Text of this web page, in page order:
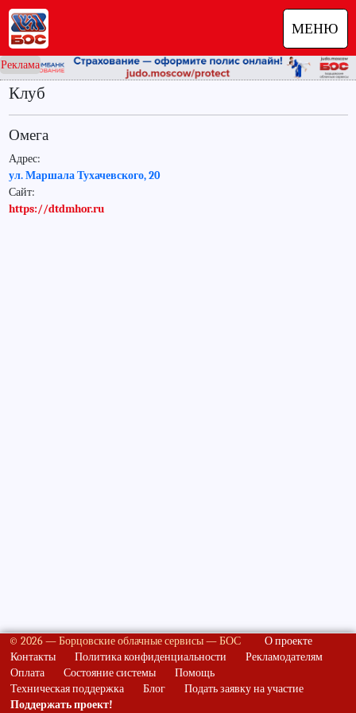
МЕНЮ
Реклама
Клуб
Омега
Адрес:
ул. Маршала Тухачевского, 20
Сайт:
https://dtdmhor.ru
© 2026 — Борцовские облачные сервисы — БОС
О проекте
Контакты
Политика конфиденциальности
Рекламодателям
Оплата
Состояние системы
Помощь
Техническая поддержка
Блог
Подать заявку на участие
Поддержать проект!